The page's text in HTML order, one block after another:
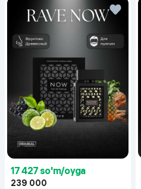
17 427 so'm/oyga
239 000